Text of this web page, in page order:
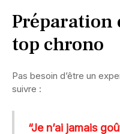
Préparation
top chrono
Pas besoin d’être un
suivre :
“Je n’ai jamais